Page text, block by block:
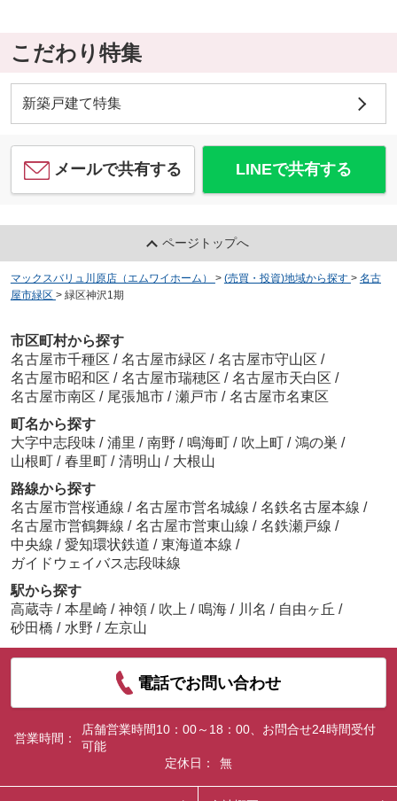
こだわり特集
新築戸建て特集
メールで共有する LINEで共有する
ページトップへ
マックスバリュ川原店（エムワイホーム） > (売買・投資)地域から探す > 名古
屋市緑区 > 緑区神沢1期
市区町村から探す
名古屋市千種区 / 名古屋市緑区 / 名古屋市守山区 /
名古屋市昭和区 / 名古屋市瑞穂区 / 名古屋市天白区 /
名古屋市南区 / 尾張旭市 / 瀬戸市 / 名古屋市名東区
町名から探す
大字中志段味 / 浦里 / 南野 / 鳴海町 / 吹上町 / 鴻の巣 /
山根町 / 春里町 / 清明山 / 大根山
路線から探す
名古屋市営桜通線 / 名古屋市営名城線 / 名鉄名古屋本線 /
名古屋市営鶴舞線 / 名古屋市営東山線 / 名鉄瀬戸線 /
中央線 / 愛知環状鉄道 / 東海道本線 /
ガイドウェイバス志段味線
駅から探す
高蔵寺 / 本星崎 / 神領 / 吹上 / 鳴海 / 川名 / 自由ヶ丘 /
砂田橋 / 水野 / 左京山
電話でお問い合わせ
営業時間：
店舗営業時間10：00～18：00、お問合せ24時間受付
可能
定休日：
無